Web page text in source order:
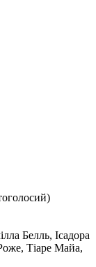
Белль, Ісадора
Тіаре Майа,